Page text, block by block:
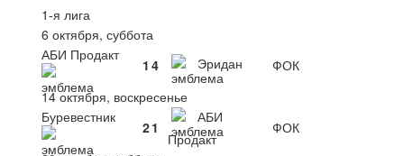
1-я лига
6 октября, суббота
АБИ Продакт
1 4 Эридан
ФОК
14 октября, воскресенье
Буревестник
21
АБИ
Продакт
ФОК